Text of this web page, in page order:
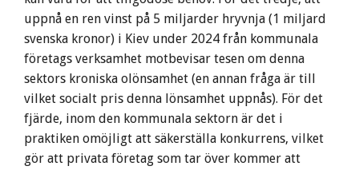
uppnå en ren vinst på 5 miljarder hryvnja (1 miljard
svenska kronor) i Kiev under 2024 från kommunala
företags verksamhet motbevisar tesen om denna
sektors kroniska olönsamhet (en annan fråga är till
vilket socialt pris denna lönsamhet uppnås). För det
fjärde, inom den kommunala sektorn är det i
praktiken omöjligt att säkerställa konkurrens, vilket
gör att privata företag som tar över kommer att